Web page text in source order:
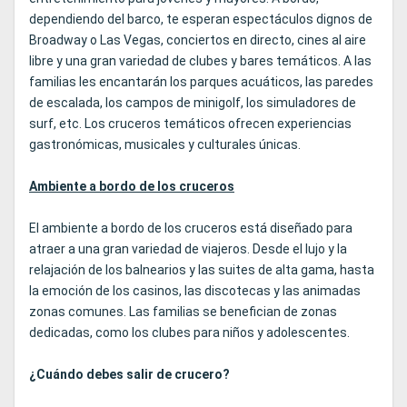
dependiendo del barco, te esperan espectáculos dignos de
Broadway o Las Vegas, conciertos en directo, cines al aire
libre y una gran variedad de clubes y bares temáticos. A las
familias les encantarán los parques acuáticos, las paredes
de escalada, los campos de minigolf, los simuladores de
surf, etc. Los cruceros temáticos ofrecen experiencias
gastronómicas, musicales y culturales únicas.
Ambiente a bordo de los cruceros
El ambiente a bordo de los cruceros está diseñado para
atraer a una gran variedad de viajeros. Desde el lujo y la
relajación de los balnearios y las suites de alta gama, hasta
la emoción de los casinos, las discotecas y las animadas
zonas comunes. Las familias se benefician de zonas
dedicadas, como los clubes para niños y adolescentes.
¿Cuándo debes salir de crucero?